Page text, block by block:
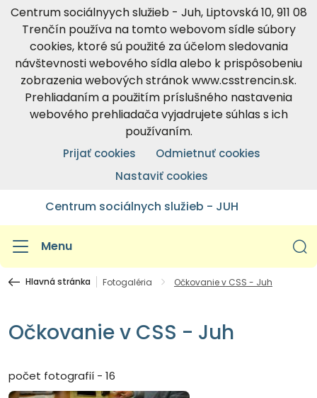
Centrum sociálnyych služieb - Juh, Liptovská 10, 911 08
Trenčín používa na tomto webovom sídle súbory
cookies, ktoré sú použité za účelom sledovania
návštevnosti webového sídla alebo k prispôsobeniu
zobrazenia webových stránok www.csstrencin.sk.
Prehliadaním a použitím príslušného nastavenia
webového prehliadača vyjadrujete súhlas s ich
používaním.
Prijať cookies
Odmietnuť cookies
Nastaviť cookies
Centrum sociálnych služieb - JUH
Menu
Hlavná stránka Fotogaléria Očkovanie v CSS - Juh
Očkovanie v CSS - Juh
počet fotografií - 16